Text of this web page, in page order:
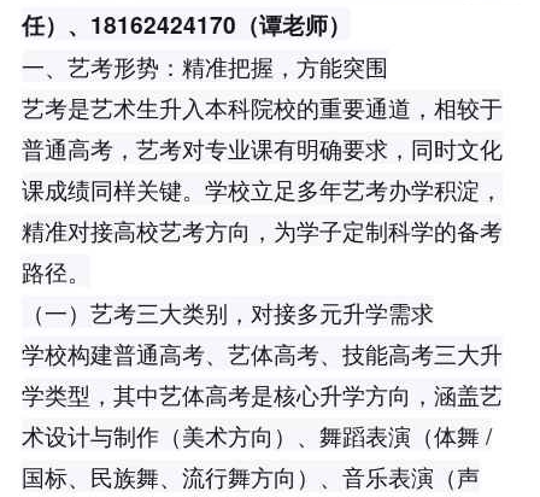
任）、18162424170（谭老师）
一、艺考形势：精准把握，方能突围
艺考是艺术生升入本科院校的重要通道，相较于
普通高考，艺考对专业课有明确要求，同时文化
课成绩同样关键。学校立足多年艺考办学积淀，
精准对接高校艺考方向，为学子定制科学的备考
路径。
（一）艺考三大类别，对接多元升学需求
学校构建普通高考、艺体高考、技能高考三大升
学类型，其中艺体高考是核心升学方向，涵盖艺
术设计与制作（美术方向）、舞蹈表演（体舞 /
国标、民族舞、流行舞方向）、音乐表演（声